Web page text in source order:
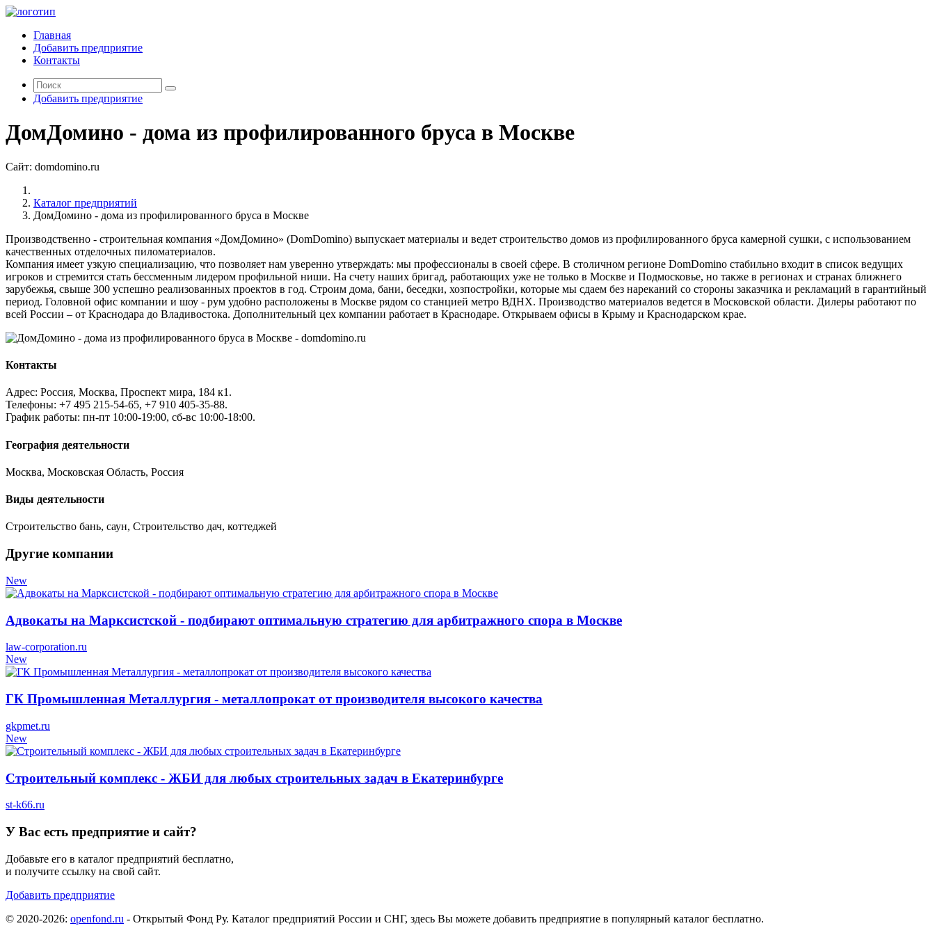
Главная
Добавить предприятие
Контакты
Добавить предприятие
ДомДомино - дома из профилированного бруса в Москве
Сайт: domdomino.ru
Каталог предприятий
ДомДомино - дома из профилированного бруса в Москве
Производственно - строительная компания «ДомДомино» (DomDomino) выпускает материалы и ведет строительство домов из профилированного бруса камерной сушки, с использованием
качественных отделочных пиломатериалов.
Компания имеет узкую специализацию, что позволяет нам уверенно утверждать: мы профессионалы в своей сфере. В столичном регионе DomDomino стабильно входит в список ведущих
игроков и стремится стать бессменным лидером профильной ниши. На счету наших бригад, работающих уже не только в Москве и Подмосковье, но также в регионах и странах ближнего
зарубежья, свыше 300 успешно реализованных проектов в год. Строим дома, бани, беседки, хозпостройки, которые мы сдаем без нареканий со стороны заказчика и рекламаций в гарантийный
период. Головной офис компании и шоу - рум удобно расположены в Москве рядом со станцией метро ВДНХ. Производство материалов ведется в Московской области. Дилеры работают по
всей России – от Краснодара до Владивостока. Дополнительный цех компании работает в Краснодаре. Открываем офисы в Крыму и Краснодарском крае.
Контакты
Адрес: Россия, Москва, Проспект мира, 184 к1.
Телефоны: +7 495 215-54-65, +7 910 405-35-88.
График работы: пн-пт 10:00-19:00, сб-вс 10:00-18:00.
География деятельности
Москва, Московская Область, Россия
Виды деятельности
Строительство бань, саун, Строительство дач, коттеджей
Другие компании
New
Адвокаты на Марксистской - подбирают оптимальную стратегию для арбитражного спора в Москве
law-corporation.ru
New
ГК Промышленная Металлургия - металлопрокат от производителя высокого качества
gkpmet.ru
New
Строительный комплекс - ЖБИ для любых строительных задач в Екатеринбурге
st-k66.ru
У Вас есть предприятие и сайт?
Добавьте его в каталог предприятий бесплатно,
и получите ссылку на свой сайт.
Добавить предприятие
© 2020-2026: openfond.ru - Открытый Фонд Ру. Каталог предприятий России и СНГ, здесь Вы можете добавить предприятие в популярный каталог бесплатно.